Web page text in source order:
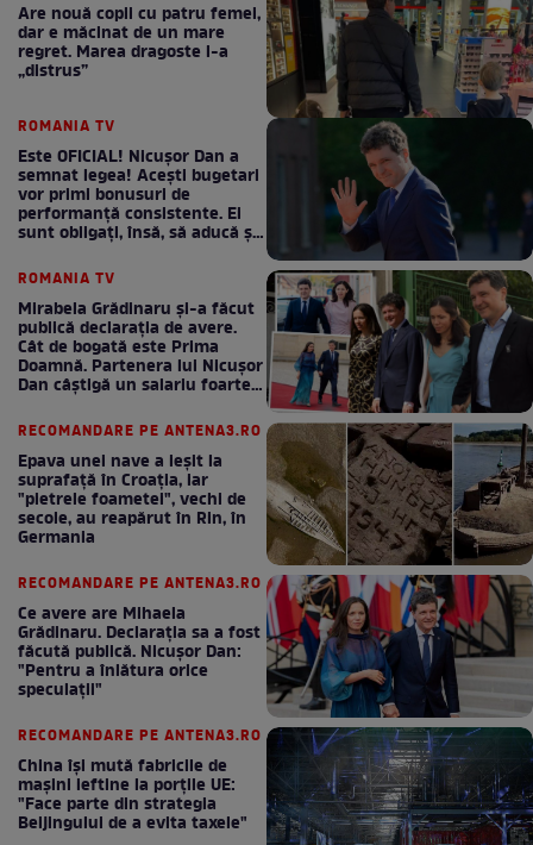
Are nouă copii cu patru femei,
dar e măcinat de un mare
regret. Marea dragoste l-a
„distrus”
ROMANIA TV
Este OFICIAL! Nicușor Dan a
semnat legea! Acești bugetari
vor primi bonusuri de
performanță consistente. Ei
sunt obligați, însă, să aducă și
ROMANIA TV
Mirabela Grădinaru și-a făcut
publică declarația de avere.
Cât de bogată este Prima
Doamnă. Partenera lui Nicușor
Dan câștigă un salariu foarte
RECOMANDARE PE ANTENA3.RO
Epava unei nave a ieșit la
suprafață în Croația, iar
"pietrele foametei", vechi de
secole, au reapărut în Rin, în
Germania
RECOMANDARE PE ANTENA3.RO
Ce avere are Mihaela
Grădinaru. Declarația sa a fost
făcută publică. Nicușor Dan:
"Pentru a înlătura orice
speculații"
RECOMANDARE PE ANTENA3.RO
China își mută fabricile de
mașini ieftine la porțile UE:
"Face parte din strategia
Beijingului de a evita taxele"